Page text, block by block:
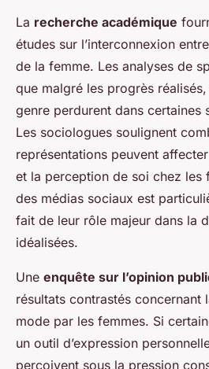
La recherche académique
études sur l’interconnexion
de la femme. Les analyses de
que malgré les progrès
genre perdurent dans certaines
Les sociologues soulignent
représentations peuvent
et la perception de soi chez les
des médias sociaux est
fait de leur rôle majeur dans la
idéalisées.
Une enquête sur l’opinion
résultats contrastés concernant
mode par les femmes. Si
un outil d’expression
perçoivent sous la pression